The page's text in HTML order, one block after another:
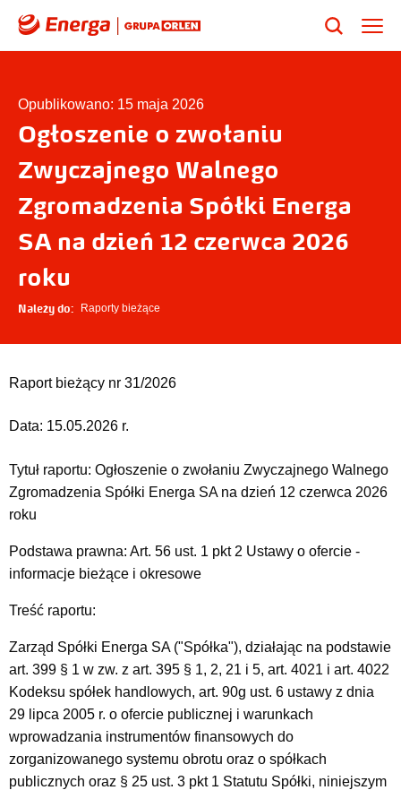
Opublikowano: 15 maja 2026
Ogłoszenie o zwołaniu
Zwyczajnego Walnego
Zgromadzenia Spółki Energa
SA na dzień 12 czerwca 2026
roku
Należy do: Raporty bieżące
Raport bieżący nr 31/2026
Data: 15.05.2026 r.
Tytuł raportu: Ogłoszenie o zwołaniu Zwyczajnego Walnego
Zgromadzenia Spółki Energa SA na dzień 12 czerwca 2026
roku
Podstawa prawna: Art. 56 ust. 1 pkt 2 Ustawy o ofercie -
informacje bieżące i okresowe
Treść raportu:
Zarząd Spółki Energa SA ("Spółka"), działając na podstawie
art. 399 § 1 w zw. z art. 395 § 1, 2, 21 i 5, art. 4021 i art. 4022
Kodeksu spółek handlowych, art. 90g ust. 6 ustawy z dnia
29 lipca 2005 r. o ofercie publicznej i warunkach
wprowadzania instrumentów finansowych do
zorganizowanego systemu obrotu oraz o spółkach
publicznych oraz § 25 ust. 3 pkt 1 Statutu Spółki, niniejszym